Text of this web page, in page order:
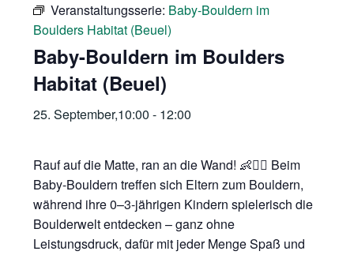
Veranstaltungsserie: Baby-Bouldern im
Boulders Habitat (Beuel)
Baby-Bouldern im Boulders
Habitat (Beuel)
25. September,10:00 - 12:00
Rauf auf die Matte, ran an die Wand! 👶🧗‍♂️ Beim
Baby-Bouldern treffen sich Eltern zum Bouldern,
während ihre 0–3-jährigen Kindern spielerisch die
Boulderwelt entdecken – ganz ohne
Leistungsdruck, dafür mit jeder Menge Spaß und